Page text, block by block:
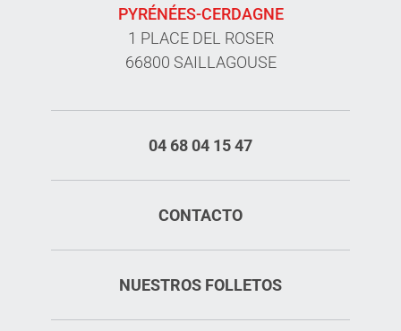
PYRÉNÉES-CERDAGNE
1 PLACE DEL ROSER
66800 SAILLAGOUSE
04 68 04 15 47
CONTACTO
NUESTROS FOLLETOS